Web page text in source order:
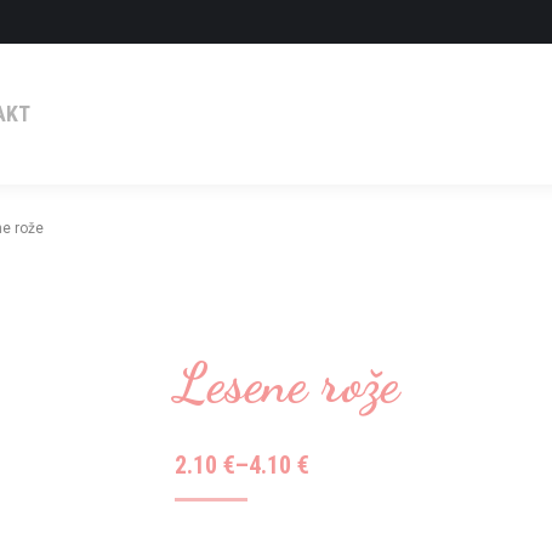
rože
Lesene rože
2.10 €–4.10 €Cenovni